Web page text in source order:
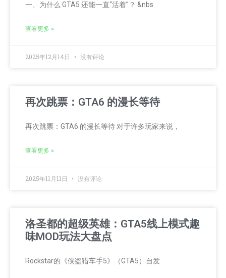
一、为什么 GTA5 还能一直“活着”？ &nbs
查看更多 »
2025年12月14日 没有评论
再次跳票：GTA6 的漫长等待
再次跳票：GTA6 的漫长等待 对于许多玩家来说，
查看更多 »
2025年11月11日 没有评论
洛圣都的超级英雄：GTA5线上模式趣
味MOD玩法大盘点
Rockstar的《侠盗猎车手5》（GTA5）自发